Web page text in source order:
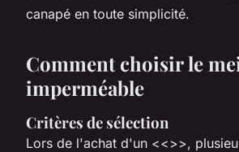
canapé en toute simplicité.
Comment choisir le
imperméable
Critères de sélection
Lors de l'achat d'un <<>>,